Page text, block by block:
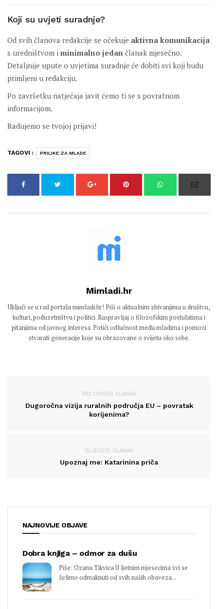
Koji su uvjeti suradnje?
Od svih članova redakcije se očekuje aktivna komunikacija
s uredništvom i minimalno jedan članak mjesečno.
Detaljnije upute o uvjetima suradnje će dobiti svi koji budu
primljeni u redakciju.
Po završetku natječaja javit ćemo ti se s povratnom
informacijom.
Radujemo se tvojoj prijavi!
TAGOVI : PRILIKE ZA MLADE
Mimladi.hr
Uključi se u rad portala mimladi.hr! Piši o aktualnim zbivanjima u društvu,
kulturi, poduzetništvu i politici. Raspravljaj o filozofskim postulatima i
pitanjima od javnog interesa. Potiči odlučnost među mladima i pomozi
stvarati generacije koje su obrazovane o svijetu oko sebe.
PRETHODNI ČLANAK
Dugoročna vizija ruralnih područja EU – povratak
korijenima?
SLJEDEĆI ČLANAK
Upoznaj me: Katarinina priča
NAJNOVIJE OBJAVE
Dobra knjiga – odmor za dušu
Piše: Ozana Tikvica U ljetnim mjesecima svi se
želimo odmaknuti od svih naših obaveza...